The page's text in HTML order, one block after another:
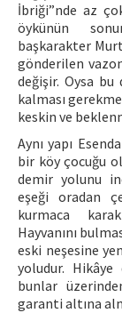
İbriği”nde az
öykünün
başkarakter
gönderilen
değişir. Oysa bu
kalması
keskin ve
Aynı yapı
bir köy çocuğu
demir yolunu
eşeği oradan
kurmaca
Hayvanını
eski neşesine
yoludur.
bunlar
garanti altına